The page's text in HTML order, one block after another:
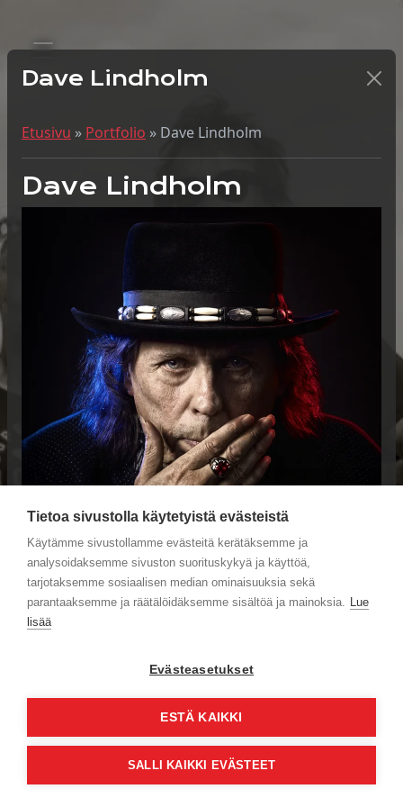
Dave Lindholm
Etusivu » Portfolio » Dave Lindholm
Dave Lindholm
Copyright © 2013-2026 Harri Hinkka. Kaikki oikeudet
pidätetään.Yhteystiedot
Tietoa sivustolla käytetyistä evästeistä
Käytämme sivustollamme evästeitä kerätäksemme ja
analysoidaksemme sivuston suorituskykyä ja käyttöä,
tarjotaksemme sosiaalisen median ominaisuuksia sekä
parantaaksemme ja räätälöidäksemme sisältöä ja mainoksia. Lue
lisää
Evästeasetukset
ESTÄ KAIKKI
SALLI KAIKKI EVÄSTEET